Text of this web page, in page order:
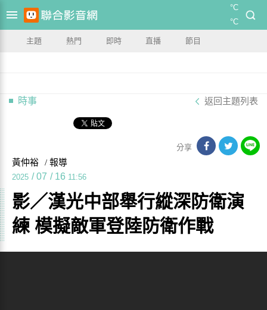
°C
°C
主題 熱門 即時 直播 節目
時事 返回主題列表
分享
黃仲裕 / 報導
2025 / 07 / 16 11:56
影／漢光中部舉行縱深防衛演
練 模擬敵軍登陸防衛作戰